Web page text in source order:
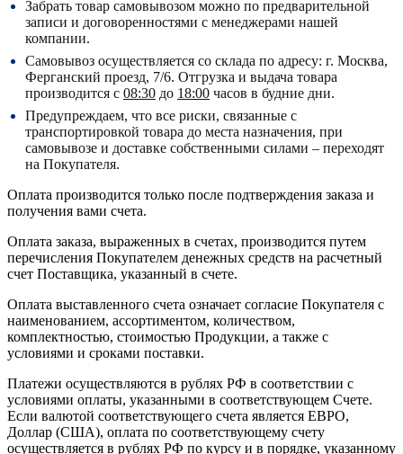
Забрать товар самовывозом можно по предварительной
записи и договоренностями с менеджерами нашей
компании.
Самовывоз осуществляется со склада по адресу: г. Москва,
Ферганский проезд, 7/6. Отгрузка и выдача товара
производится с 08:30 до 18:00 часов в будние дни.
Предупреждаем, что все риски, связанные с
транспортировкой товара до места назначения, при
самовывозе и доставке собственными силами – переходят
на Покупателя.
Оплата производится только после подтверждения заказа и
получения вами счета.
Оплата заказа, выраженных в счетах, производится путем
перечисления Покупателем денежных средств на расчетный
счет Поставщика, указанный в счете.
Оплата выставленного счета означает согласие Покупателя с
наименованием, ассортиментом, количеством,
комплектностью, стоимостью Продукции, а также с
условиями и сроками поставки.
Платежи осуществляются в рублях РФ в соответствии с
условиями оплаты, указанными в соответствующем Счете.
Если валютой соответствующего счета является ЕВРО,
Доллар (США), оплата по соответствующему cчету
осуществляется в рублях РФ по курсу и в порядке, указанному